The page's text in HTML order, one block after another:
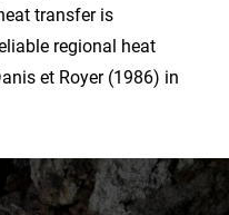
transfer is
regional heat
et Royer (1986) in